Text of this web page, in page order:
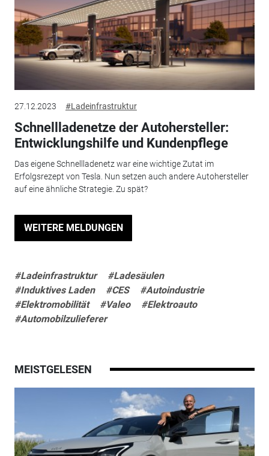
27.12.2023 #Ladeinfrastruktur
Schnellladenetze der Autohersteller:
Entwicklungshilfe und Kundenpflege
Das eigene Schnellladenetz war eine wichtige Zutat im
Erfolgsrezept von Tesla. Nun setzen auch andere Autohersteller
auf eine ähnliche Strategie. Zu spät?
WEITERE MELDUNGEN
#Ladeinfrastruktur
#Ladesäulen
#Induktives Laden
#CES
#Autoindustrie
#Elektromobilität
#Valeo
#Elektroauto
#Automobilzulieferer
MEISTGELESEN